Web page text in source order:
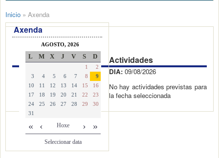
Inicio » Axenda
Axenda
AGOSTO, 2026
L M X J V S D
1
2
3
4 5 6 7 8
9
10
11 12 13 14 15
16
17
18 19 20 21 22
23
24
25 26 27 28 29
30
31
« ‹ Hoxe › »
Seleccionar data
Actividades
DIA:09/08/2026
No hay actividades previstas para
la fecha seleccionada